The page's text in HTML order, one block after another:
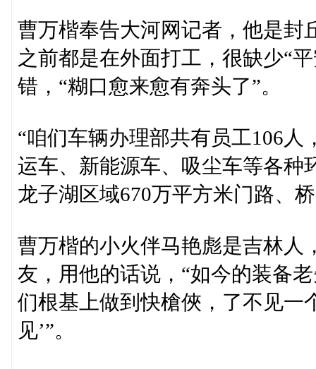
曹万楷奉告大河网记者，他是封
之前都是在外面打工，很缺少“
错，“糊口愈来愈有奔头了”。
“咱们车辆办理部共有员工106
运车、新能源车、吸尘车等各种
龙子湖区域670万平方米门路、
曹万楷的小火伴马艳彪是吉林人
友，用他的话说，“如今的装备
们根基上做到快槍俠，了不见一
见’”。